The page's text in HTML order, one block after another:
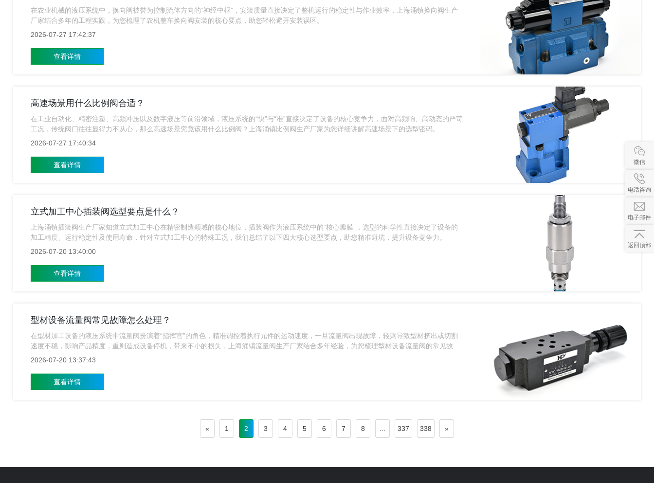
在农业机械的液压系统中，换向阀被誉为控制流体方向的“神经中枢”，安装质量直接决定了整机运行的稳定性与作业效率，上海涌镇换向阀生产
厂家结合多年的工程实践，为您梳理了农机整车换向阀安装的核心要点，助您轻松避开安装误区。
2026-07-27 17:42:37
查看详情
高速场景用什么比例阀合适？
在工业自动化、精密注塑、高频冲压以及数字液压等前沿领域，液压系统的“快”与“准”直接决定了设备的核心竞争力，面对高频响、高动态的严苛
工况，传统阀门往往显得力不从心，那么高速场景究竟该用什么比例阀？上海涌镇比例阀生产厂家为您详细讲解高速场景下的选型密码。
2026-07-27 17:40:34
查看详情
立式加工中心插装阀选型要点是什么？
上海涌镇插装阀生产厂家知道立式加工中心在精密制造领域的核心地位，插装阀作为液压系统中的“核心瓣膜”，选型的科学性直接决定了设备的
加工精度、运行稳定性及使用寿命，针对立式加工中心的特殊工况，我们总结了以下四大核心选型要点，助您精准避坑，提升设备竞争力。
2026-07-20 13:40:00
查看详情
型材设备流量阀常见故障怎么处理？
在型材加工设备的液压系统中流量阀扮演着“指挥官”的角色，精准调控着执行元件的运动速度，一旦流量阀出现故障，轻则导致型材挤出或切割
速度不稳，影响产品精度，重则造成设备停机，带来不小的损失，上海涌镇流量阀生产厂家结合多年经验，为您梳理型材设备流量阀的常见故障
及处理方法。
2026-07-20 13:37:43
查看详情
« 1 2 3 4 5 6 7 8 337 338 »
微信
电话咨询
电子邮件
返回顶部